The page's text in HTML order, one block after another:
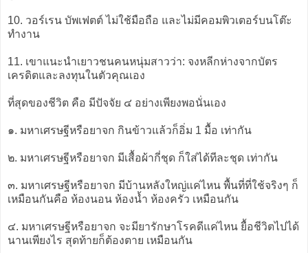
10. วอร์เรน บัพเฟตต์ ไม่ใช้มือถือ และไม่มีคอมพิวเตอร์บนโต๊ะ
ทำงาน
11. เขาแนะนำเยาวชนคนหนุ่มสาวว่า: จงหลีกห่างจากบัตร
เครดิตและลงทุนในตัวคุณเอง
ที่สุดของชีวิต คือ มีปัจจัย ๔ อย่างเพียงพอนั่นเอง
๑. มหาเศรษฐีหรือยาจก กินข้าวแล้วก็อิ่ม 1 มื้อ เท่ากัน
๒. มหาเศรษฐีหรือยาจก มีเสื้อผ้ากี่ชุด ก็ใส่ได้ทีละชุด เท่ากัน
๓. มหาเศรษฐีหรือยาจก มีบ้านหลังใหญ่แค่ไหน พื้นที่ที่ใช้จริงๆ ก็
เหมือนกันคือ ห้องนอน ห้องน้ำ ห้องครัว เหมือนกัน
๔. มหาเศรษฐีหรือยาจก จะมียารักษาโรคดีแค่ไหน ยื้อชีวิตไปได้
นานเพียงไร สุดท้ายก็ต้องตาย เหมือนกัน